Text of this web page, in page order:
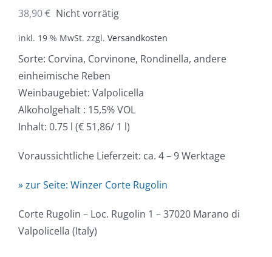
38,90€ Nicht vorrätig
inkl. 19 % MwSt. zzgl. Versandkosten
Sorte: Corvina, Corvinone, Rondinella, andere
einheimische Reben
Weinbaugebiet: Valpolicella
Alkoholgehalt : 15,5% VOL
Inhalt: 0.75 l (€ 51,86/ 1 l)
Voraussichtliche Lieferzeit: ca. 4 – 9 Werktage
» zur Seite: Winzer Corte Rugolin
Corte Rugolin – Loc. Rugolin 1 – 37020 Marano di
Valpolicella (Italy)